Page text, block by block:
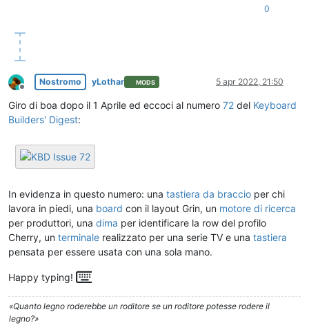
0
Non in linea
Nostromo yLothar MODS 5 apr 2022, 21:50
Giro di boa dopo il 1 Aprile ed eccoci al numero 72 del Keyboard
Builders' Digest:
In evidenza in questo numero: una tastiera da braccio per chi
lavora in piedi, una board con il layout Grin, un motore di ricerca
per produttori, una dima per identificare la row del profilo
Cherry, un terminale realizzato per una serie TV e una tastiera
pensata per essere usata con una sola mano.
Happy typing! 
«Quanto legno roderebbe un roditore se un roditore potesse rodere il
legno?»